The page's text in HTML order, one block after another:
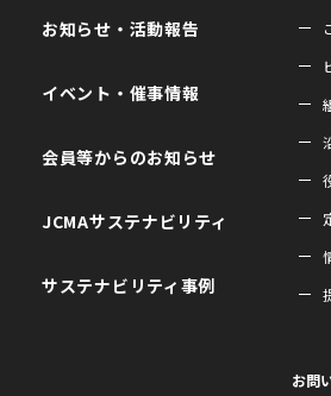
お知らせ・活動報告
イベント・催事情報
会員等からのお知らせ
JCMAサステナビリティ
サステナビリティ事例
お問